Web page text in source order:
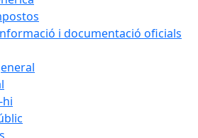
i documentació oficials